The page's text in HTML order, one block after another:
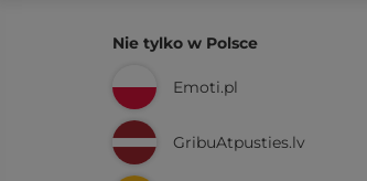
Nie tylko w Polsce
Emoti.pl
GribuAtpusties.lv